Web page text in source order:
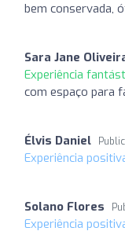
bem conservada,
Sara Jane
Experiência
com espaço para
Élvis Daniel
Experiência
Solano Flores
Experiência